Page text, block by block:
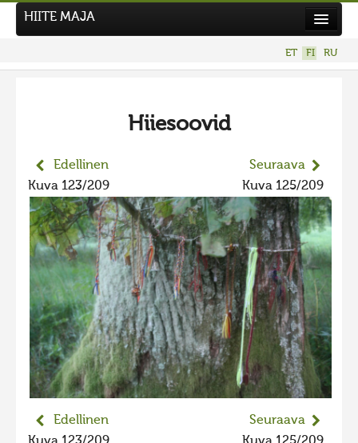
Hiite kuvavõistlus 2026
Hiisien kuvakilpailu 2025
2025 kuvakilpailu lisä
Liikuvad kuvad 2025
Hiisien kuvakilpailu 2024
2024 kuvakilpailu lisä
Liikkuvat kuvat 2024
Hiisien kuvakilpailu 2023
2023 kuvakilpailu lisä
HIITE MAJA
ET FI RU
Hiiesoovid
Edellinen
Kuva 123/209
Seuraava
Kuva 125/209
Edellinen
Seuraava